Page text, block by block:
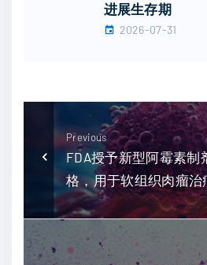
进展生存期
2026-07-31
Previous
FDA授予新型阿霉素制
格，用于软组织肉瘤治